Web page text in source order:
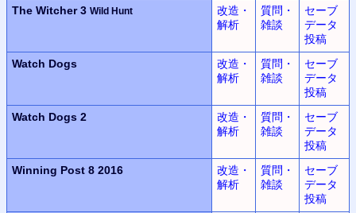
The Witcher 3 Wild Hunt
改造・
解析
質問・
雑談
セーブ
データ
投稿
Watch Dogs
改造・
解析
質問・
雑談
セーブ
データ
投稿
Watch Dogs 2
改造・
解析
質問・
雑談
セーブ
データ
投稿
Winning Post 8 2016
改造・
解析
質問・
雑談
セーブ
データ
投稿